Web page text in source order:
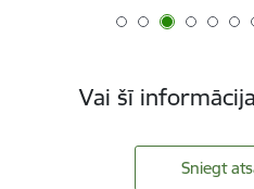
Vai šī
Sniegt